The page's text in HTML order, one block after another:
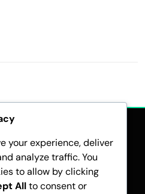
your experience, deliver
analyze traffic. You
to allow by clicking
Allto consent or